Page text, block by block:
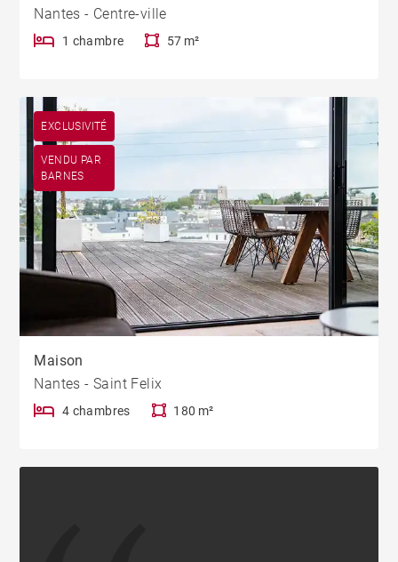
Nantes - Centre-ville
1 chambre 57 m²
EXCLUSIVITÉ
VENDU PAR
BARNES
Maison
Nantes - Saint Felix
4 chambres 180 m²